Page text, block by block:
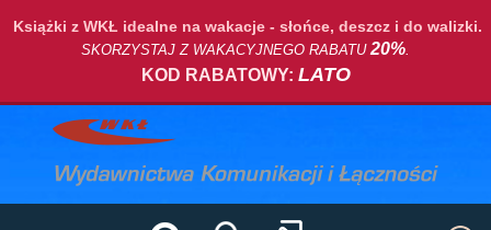
Książki z WKŁ idealne na wakacje - słońce, deszcz i do walizki.
SKORZYSTAJ Z WAKACYJNEGO RABATU20%.
KOD RABATOWY: LATO